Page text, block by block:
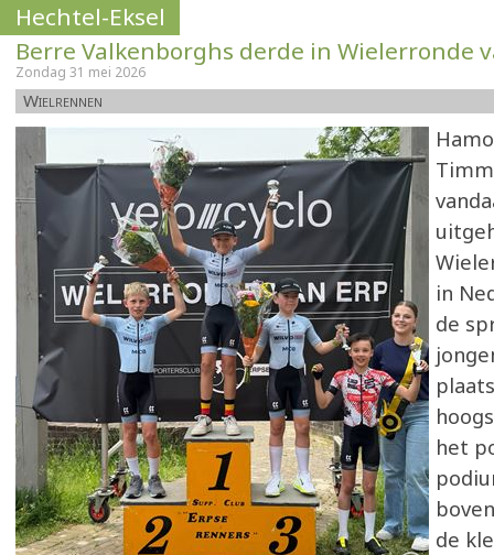
Hechtel-Eksel
Berre Valkenborghs derde in Wielerronde
Zondag 31 mei 2026
Wielrennen
in
de
het
de